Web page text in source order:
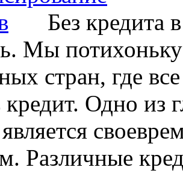
Без кредита
Мы
стран, где
кредит. Одно из
Различные